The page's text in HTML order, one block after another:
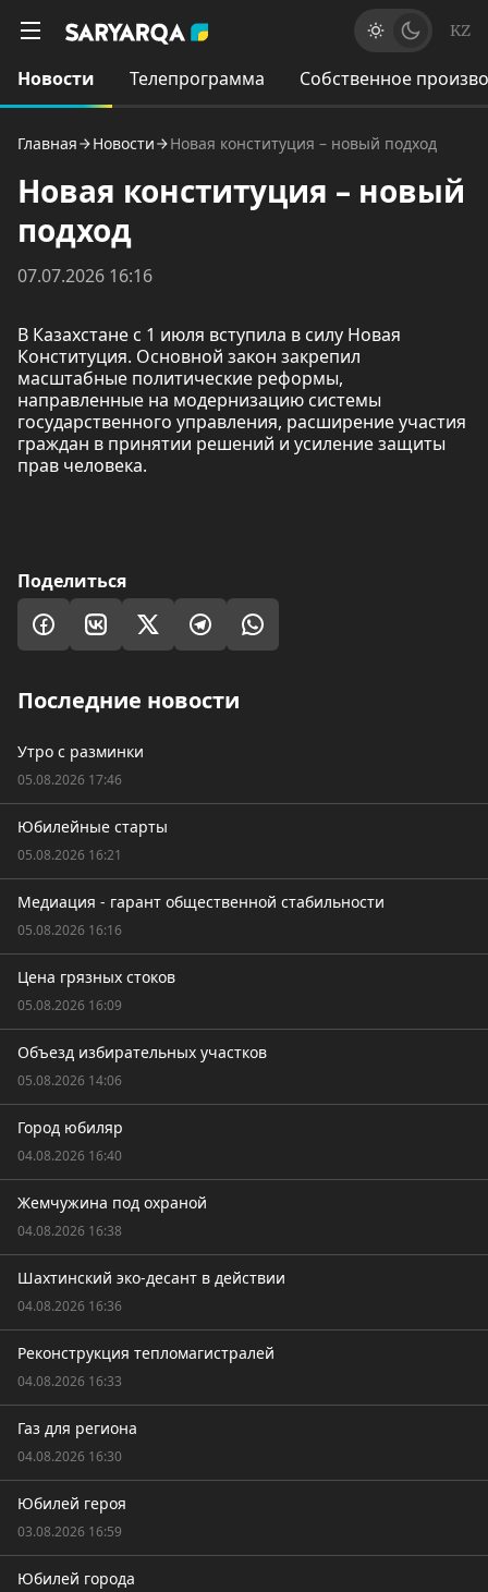
KZ
Новости Телепрограмма Собственное
Главная Новости Новая конституция – новый подход
Новая конституция – новый
подход
07.07.2026 16:16
В Казахстане с 1 июля вступила в силу Новая
Конституция. Основной закон закрепил
масштабные политические реформы,
направленные на модернизацию системы
государственного управления, расширение участия
граждан в принятии решений и усиление защиты
прав человека.
Поделиться
Последние новости
Утро с разминки
05.08.2026 17:46
Юбилейные старты
05.08.2026 16:21
Медиация - гарант общественной стабильности
05.08.2026 16:16
Цена грязных стоков
05.08.2026 16:09
Объезд избирательных участков
05.08.2026 14:06
Город юбиляр
04.08.2026 16:40
Жемчужина под охраной
04.08.2026 16:38
Шахтинский эко-десант в действии
04.08.2026 16:36
Реконструкция тепломагистралей
04.08.2026 16:33
Газ для региона
04.08.2026 16:30
Юбилей героя
03.08.2026 16:59
Юбилей города